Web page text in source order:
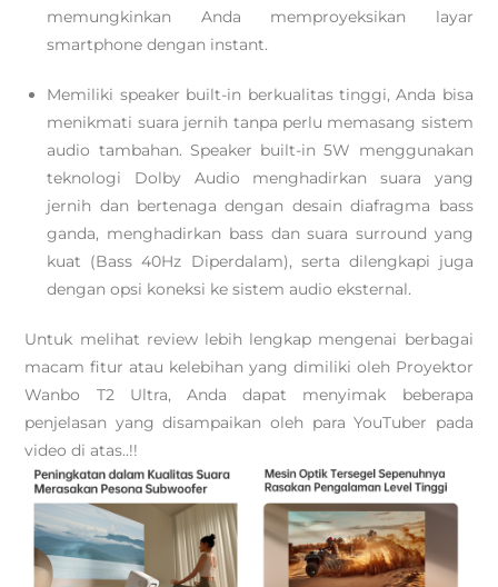
memungkinkan Anda memproyeksikan layar
smartphone dengan instant.
Memiliki speaker built-in berkualitas tinggi, Anda bisa
menikmati suara jernih tanpa perlu memasang sistem
audio tambahan. Speaker built-in 5W menggunakan
teknologi Dolby Audio menghadirkan suara yang
jernih dan bertenaga dengan desain diafragma bass
ganda, menghadirkan bass dan suara surround yang
kuat (Bass 40Hz Diperdalam), serta dilengkapi juga
dengan opsi koneksi ke sistem audio eksternal.
Untuk melihat review lebih lengkap mengenai berbagai
macam fitur atau kelebihan yang dimiliki oleh Proyektor
Wanbo T2 Ultra, Anda dapat menyimak beberapa
penjelasan yang disampaikan oleh para YouTuber pada
video di atas..!!